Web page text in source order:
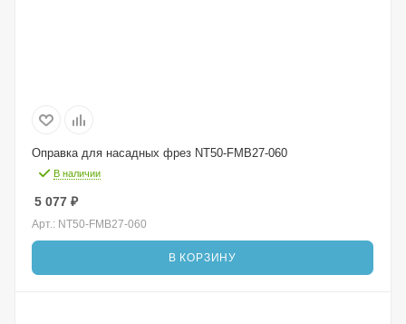
Оправка для насадных фрез NT50-FMB27-060
В наличии
5 077 ₽
Арт.: NT50-FMB27-060
В КОРЗИНУ